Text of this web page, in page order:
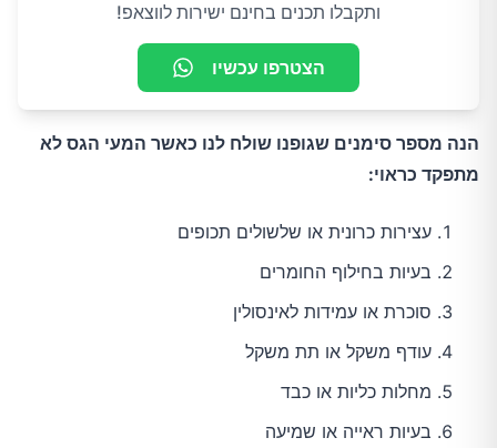
ותקבלו תכנים בחינם ישירות לווצאפ!
הצטרפו עכשיו
הנה מספר סימנים שגופנו שולח לנו כאשר המעי הגס לא
מתפקד כראוי:
עצירות כרונית או שלשולים תכופים
בעיות בחילוף החומרים
סוכרת או עמידות לאינסולין
עודף משקל או תת משקל
מחלות כליות או כבד
בעיות ראייה או שמיעה